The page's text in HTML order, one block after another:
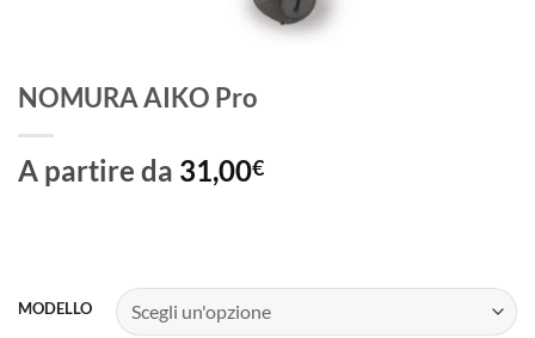
NOMURA AIKO Pro
A partire da 31,00€
MODELLO